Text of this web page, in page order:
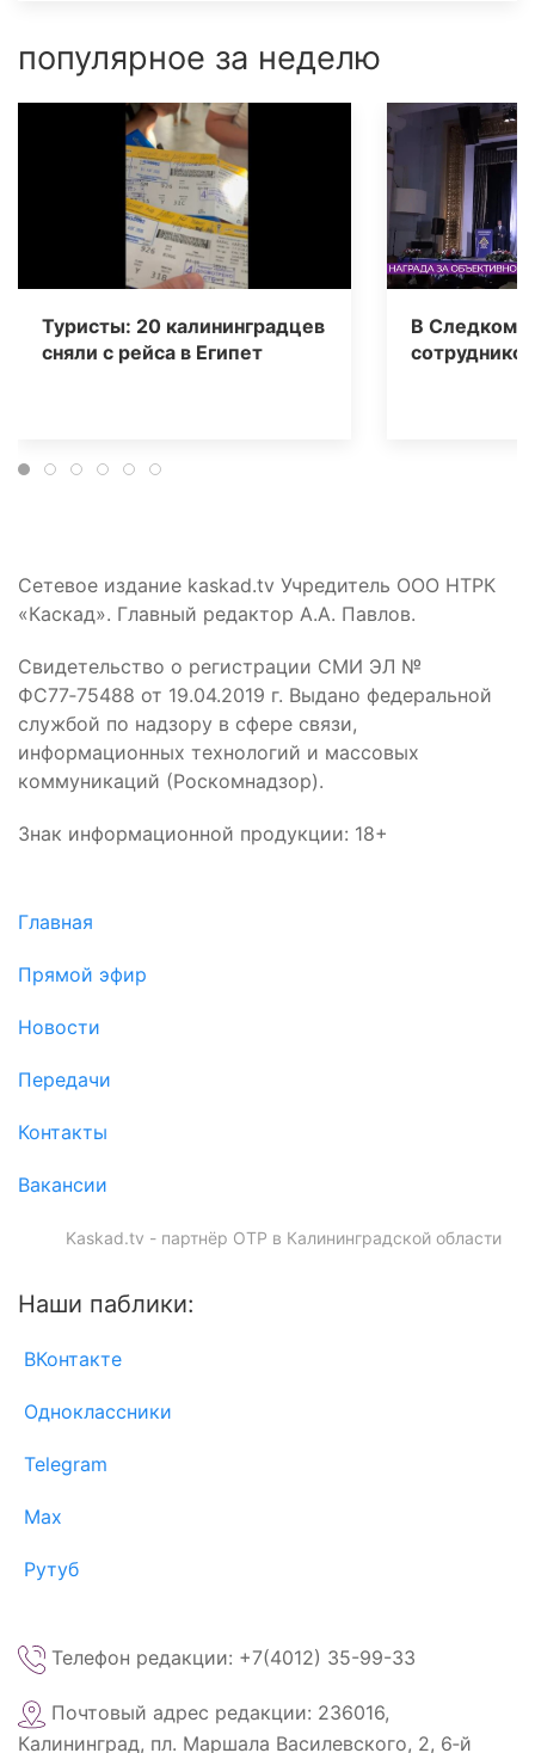
популярное за неделю
Туристы: 20 калининградцев
сняли с рейса в Египет
В Следкоме
Сетевое издание kaskad.tv Учредитель ООО НТРК
«Каскад». Главный редактор А.А. Павлов.
Свидетельство о регистрации СМИ ЭЛ №
ФС77‑75488 от 19.04.2019 г. Выдано федеральной
службой по надзору в сфере связи,
информационных технологий и массовых
коммуникаций (Роскомнадзор).
Знак информационной продукции: 18+
Главная
Прямой эфир
Новости
Передачи
Контакты
Вакансии
Kaskad.tv - партнёр ОТР в Калининградской области
Наши паблики:
ВКонтакте
Одноклассники
Telegram
Max
Рутуб
Телефон редакции: +7(4012) 35-99-33
Почтовый адрес редакции: 236016,
Калининград, пл. Маршала Василевского, 2, 6‑й